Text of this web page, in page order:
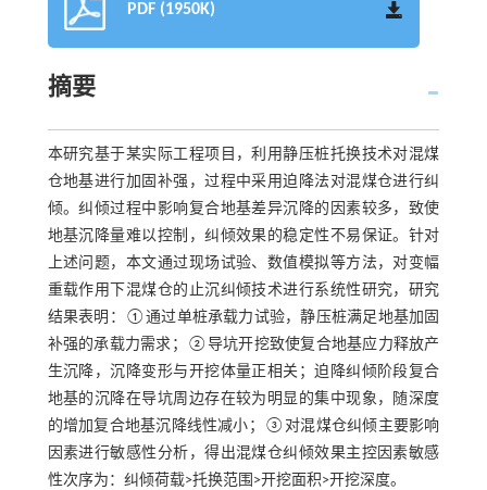
PDF (1950K)
摘要
本研究基于某实际工程项目，利用静压桩托换技术对混煤
仓地基进行加固补强，过程中采用迫降法对混煤仓进行纠
倾。纠倾过程中影响复合地基差异沉降的因素较多，致使
地基沉降量难以控制，纠倾效果的稳定性不易保证。针对
上述问题，本文通过现场试验、数值模拟等方法，对变幅
重载作用下混煤仓的止沉纠倾技术进行系统性研究，研究
结果表明：①通过单桩承载力试验，静压桩满足地基加固
补强的承载力需求；②导坑开挖致使复合地基应力释放产
生沉降，沉降变形与开挖体量正相关；迫降纠倾阶段复合
地基的沉降在导坑周边存在较为明显的集中现象，随深度
的增加复合地基沉降线性减小；③对混煤仓纠倾主要影响
因素进行敏感性分析，得出混煤仓纠倾效果主控因素敏感
性次序为：纠倾荷载>托换范围>开挖面积>开挖深度。